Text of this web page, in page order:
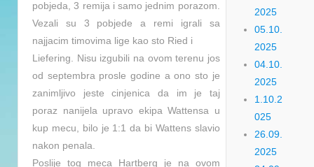
pobjeda, 3 remija i samo jednim porazom.
Vezali su 3 pobjede a remi igrali sa
najjacim timovima lige kao sto Ried i
Liefering. Nisu izgubili na ovom terenu jos
od septembra prosle godine a ono sto je
zanimljivo jeste cinjenica da im je taj
poraz nanijela upravo ekipa Wattensa u
kup mecu, bilo je 1:1 da bi Wattens slavio
nakon penala.
Poslije tog meca Hartberg je na ovom
2025
05.10.
2025
04.10.
2025
1.10.2
025
26.09.
2025